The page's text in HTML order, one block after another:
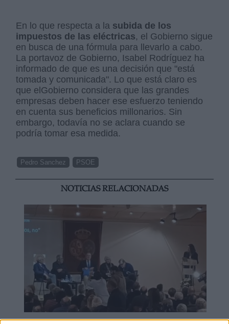
En lo que respecta a la subida de los
impuestos de las eléctricas, el Gobierno sigue
en busca de una fórmula para llevarlo a cabo.
La portavoz de Gobierno, Isabel Rodríguez ha
informado de que es una decisión que "está
tomada y comunicada". Lo que está claro es
que elGobierno considera que las grandes
empresas deben hacer ese esfuerzo teniendo
en cuenta sus beneficios millonarios. Sin
embargo, todavía no se aclara cuando se
podría tomar esa medida.
Pedro Sanchez PSOE
NOTICIAS RELACIONADAS